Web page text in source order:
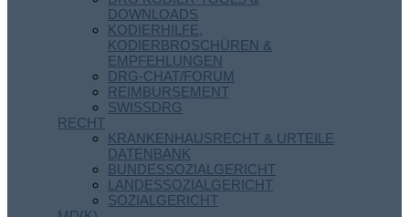
DOWNLOADS
KODIERHILFE,
KODIERBROSCHÜREN &
EMPFEHLUNGEN
DRG-CHAT/FORUM
REIMBURSEMENT
SWISSDRG
RECHT
KRANKENHAUSRECHT & URTEILE
DATENBANK
BUNDESSOZIALGERICHT
LANDESSOZIALGERICHT
SOZIALGERICHT